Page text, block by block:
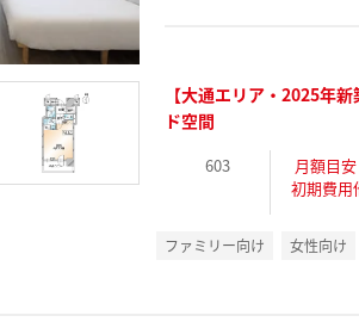
【大通エリア・2025年
ド空間
603
月額目
初期費用
ファミリー向け 女性向け